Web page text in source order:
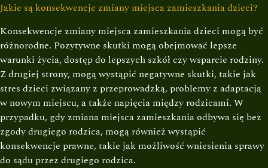
Jakie są konsekwencje zmiany miejsca zamieszkania dzieci?
Konsekwencje zmiany miejsca zamieszkania dzieci mogą być
różnorodne. Pozytywne skutki mogą obejmować lepsze
warunki życia, dostęp do lepszych szkół czy wsparcie rodziny.
Z drugiej strony, mogą wystąpić negatywne skutki, takie jak
stres dzieci związany z przeprowadzką, problemy z adaptacją
w nowym miejscu, a także napięcia między rodzicami. W
przypadku, gdy zmiana miejsca zamieszkania odbywa się bez
zgody drugiego rodzica, mogą również wystąpić
konsekwencje prawne, takie jak możliwość wniesienia sprawy
do sądu przez drugiego rodzica.